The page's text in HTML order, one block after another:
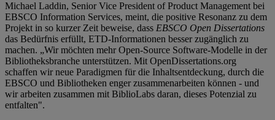
Michael Laddin, Senior Vice President of Product Management bei
EBSCO Information Services, meint, die positive Resonanz zu dem
Projekt in so kurzer Zeit beweise, dass EBSCO Open Dissertations
das Bedürfnis erfüllt, ETD-Informationen besser zugänglich zu
machen. „Wir möchten mehr Open-Source Software-Modelle in der
Bibliotheksbranche unterstützen. Mit OpenDissertations.org
schaffen wir neue Paradigmen für die Inhaltsentdeckung, durch die
EBSCO und Bibliotheken enger zusammenarbeiten können - und
wir arbeiten zusammen mit BiblioLabs daran, dieses Potenzial zu
entfalten".